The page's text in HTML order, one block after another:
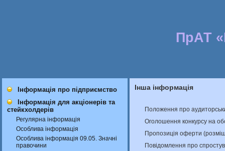
ПрАТ
Інформація про підприємство
Інформація для акціонерів та
стейкхолдерів
Регулярна інформація
Особлива інформація
Особлива інформація 09.05. Значні
правочини
Інша інформація
Положення про
Оголошення конкурсу на
Пропозиція оферти
Повідомлення про